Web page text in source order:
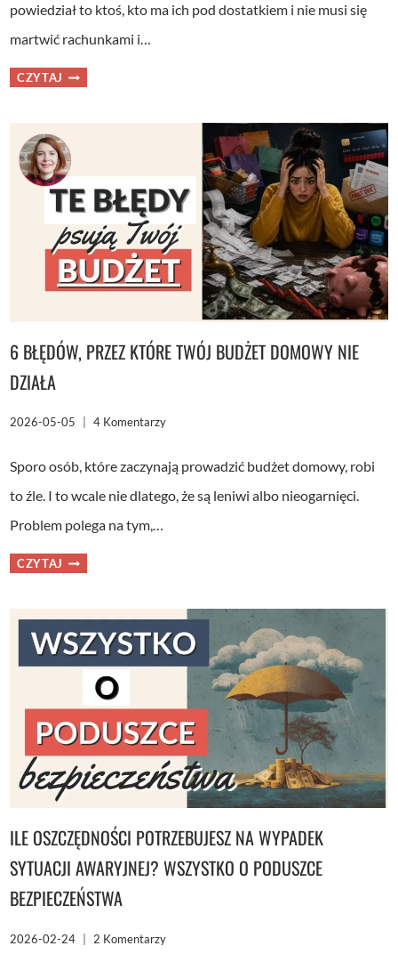
powiedział to ktoś, kto ma ich pod dostatkiem i nie musi się
martwić rachunkami i…
CZYTAJ JAK
KUPIĆ
4
PYTANIA
PRZED
ZAKUPEM
+
WORKBOOK
PDF
6 BŁĘDÓW, PRZEZ KTÓRE TWÓJ BUDŻET DOMOWY NIE
DZIAŁA
2026-05-05 4 Komentarzy
Sporo osób, które zaczynają prowadzić budżet domowy, robi
to źle. I to wcale nie dlatego, że są leniwi albo nieogarnięci.
Problem polega na tym,…
CZYTAJ 6
BŁĘDÓW,
BUDŻET
DOMOWY
NIE
DZIAŁA
ILE OSZCZĘDNOŚCI POTRZEBUJESZ NA WYPADEK
SYTUACJI AWARYJNEJ? WSZYSTKO O PODUSZCE
BEZPIECZEŃSTWA
2026-02-24 2 Komentarzy